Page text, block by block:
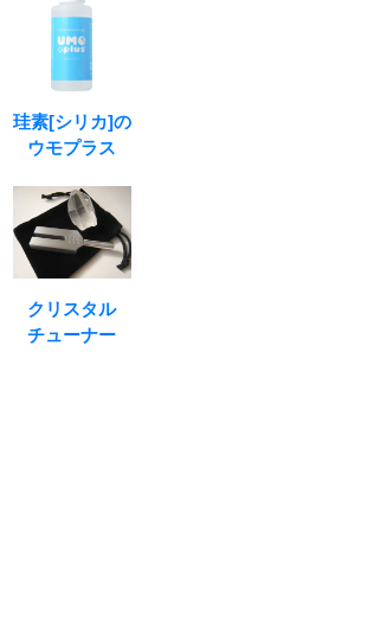
珪素[シリカ]の
ウモプラス
クリスタル
チューナー